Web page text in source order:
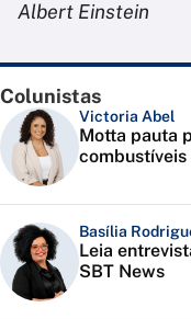
Albert Einstein
Colunistas
Victoria Abel
Motta pauta
combustíveis
Basília
Leia
SBT News